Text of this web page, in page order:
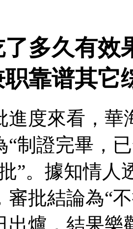
多久有效
靠谱其它
進度來看，華
“制證完畢，
”。據知情
審批結論為“
出爐，結果樂